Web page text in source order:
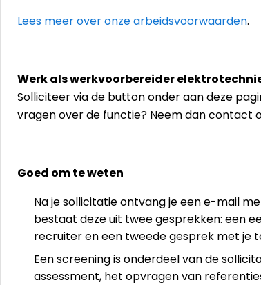
Lees meer over onze arbeidsvoorwaarden.
Werk als werkvoorbereider
Solliciteer via de button onder aan deze
vragen over de functie? Neem dan contact
Goed om te weten
Na je sollicitatie ontvang je een e-mail
bestaat deze uit twee gesprekken: een
recruiter en een tweede gesprek met je
Een screening is onderdeel van de
assessment, het opvragen van